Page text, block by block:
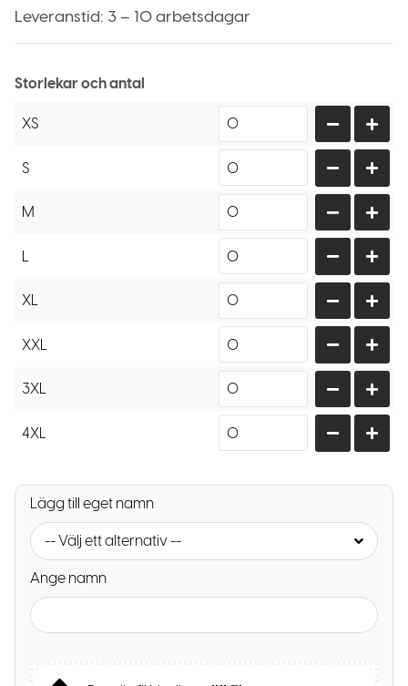
Leveranstid: 3 – 10 arbetsdagar
Storlekar och antal
XS
S
M
L
XL
XXL
3XL
4XL
Lägg till eget namn
-- Välj ett alternativ --
Ange namn